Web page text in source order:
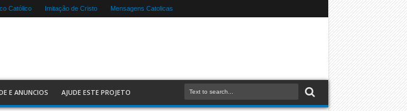
Católico Imitação de Cristo Mensagens Catolicas
E ANUNCIOS AJUDE ESTE PROJETO